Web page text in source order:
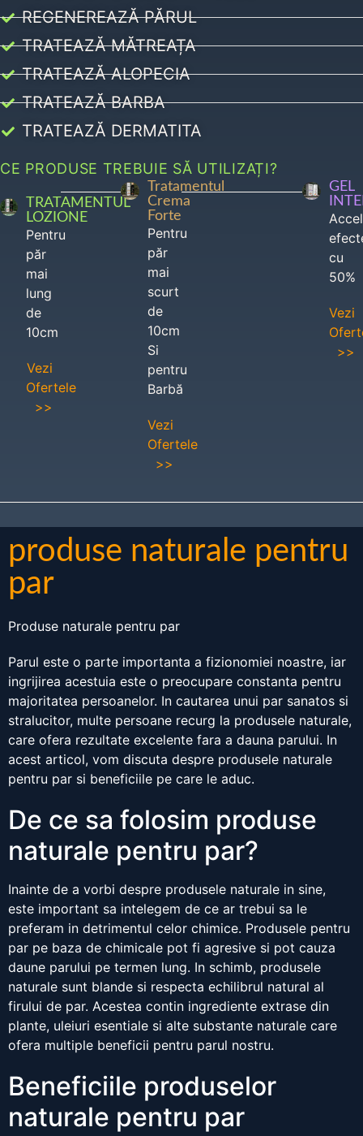
REGENEREAZĂ PĂRUL
TRATEAZĂ MĂTREAȚA
TRATEAZĂ ALOPECIA
TRATEAZĂ BARBA
TRATEAZĂ DERMATITA
CE PRODUSE TREBUIE SĂ UTILIZAȚI?
TRATAMENTUL
LOZIONE
Pentru
păr
mai
lung
de
10cm
Vezi
Ofertele
>>
Tratamentul
Crema
Forte
Pentru
păr
mai
scurt
de
10cm
Si
pentru
Barbă
Vezi
Ofertele
>>
GEL
cu
50%
Vezi
>>
produse naturale pentru
par
Produse naturale pentru par
Parul este o parte importanta a fizionomiei noastre, iar
ingrijirea acestuia este o preocupare constanta pentru
majoritatea persoanelor. In cautarea unui par sanatos si
stralucitor, multe persoane recurg la produsele naturale,
care ofera rezultate excelente fara a dauna parului. In
acest articol, vom discuta despre produsele naturale
pentru par si beneficiile pe care le aduc.
De ce sa folosim produse
naturale pentru par?
Inainte de a vorbi despre produsele naturale in sine,
este important sa intelegem de ce ar trebui sa le
preferam in detrimentul celor chimice. Produsele pentru
par pe baza de chimicale pot fi agresive si pot cauza
daune parului pe termen lung. In schimb, produsele
naturale sunt blande si respecta echilibrul natural al
firului de par. Acestea contin ingrediente extrase din
plante, uleiuri esentiale si alte substante naturale care
ofera multiple beneficii pentru parul nostru.
Beneficiile produselor
naturale pentru par